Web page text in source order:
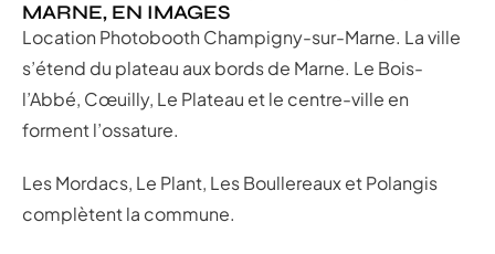
MARNE, EN IMAGES
Location Photobooth Champigny-sur-Marne. La ville
s’étend du plateau aux bords de Marne. Le Bois-
l’Abbé, Cœuilly, Le Plateau et le centre-ville en
forment l’ossature.
Les Mordacs, Le Plant, Les Boullereaux et Polangis
complètent la commune.